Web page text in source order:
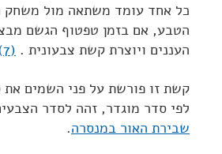
כל אחד עומד משתאה מול משחק
הטבע, אם בזמן טפטוף הגשם
העננים ויוצרת קשת צבעונית . (7)
קשת זו פורשת על פני השמים
לפי סדר מוגדר, זהה לסדר
שבירת האור במנסרה.